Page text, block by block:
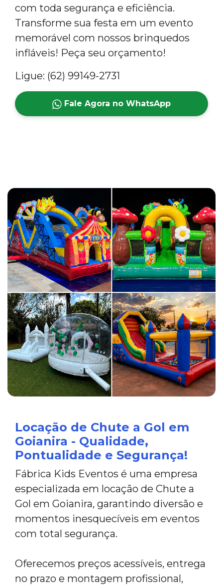
com toda segurança e eficiência.
Transforme sua festa em um evento
memorável com nossos brinquedos
infláveis! Peça seu orçamento!
Ligue: (62) 99149-2731
Fale Agora no WhatsApp
Locação de Chute a Gol em
Goianira - Qualidade,
Pontualidade e Segurança!
Fábrica Kids Eventos é uma empresa
especializada em locação de Chute a
Gol em Goianira, garantindo diversão e
momentos inesquecíveis em eventos
com total segurança.
Oferecemos preços acessíveis, entrega
no prazo e montagem profissional,